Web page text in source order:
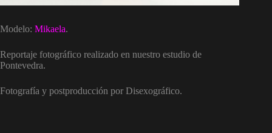
Modelo: Mikaela.
Reportaje fotográfico realizado en nuestro estudio de
Pontevedra.
Fotografía y postproducción por Disexográfico.